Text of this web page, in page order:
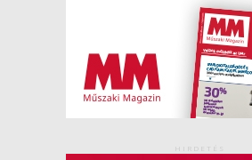
HIRDETÉS